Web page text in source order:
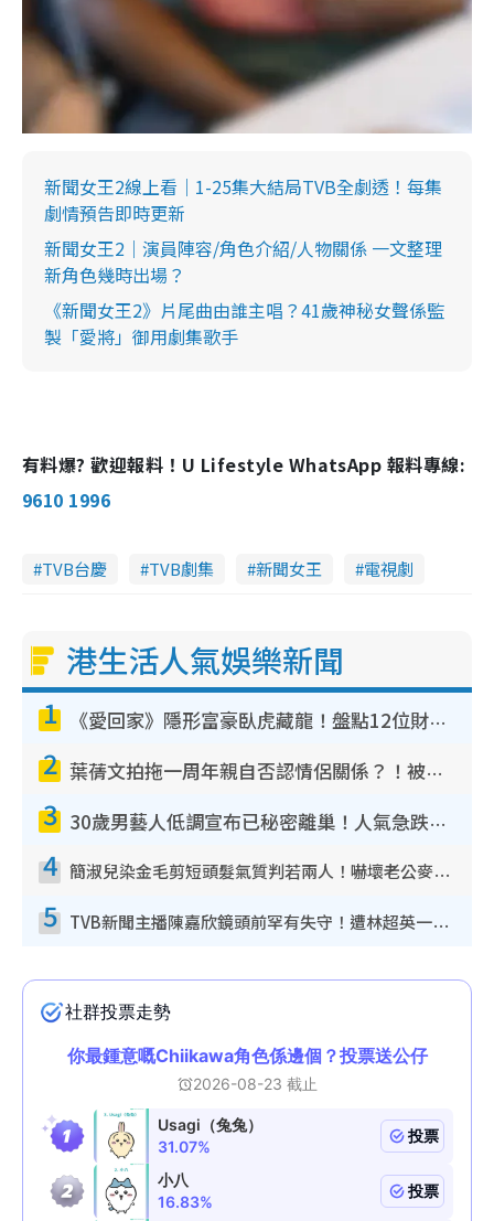
新聞女王2線上看｜1-25集大結局TVB全劇透！每集
劇情預告即時更新
新聞女王2｜演員陣容/角色介紹/人物關係 一文整理
新角色幾時出場？
《新聞女王2》片尾曲由誰主唱？41歲神秘女聲係監
製「愛將」御用劇集歌手
有料爆? 歡迎報料！U Lifestyle WhatsApp 報料專線:
9610 1996
TVB台慶 TVB劇集 新聞女王 電視劇
港生活人氣娛樂新聞
1 《愛回家》隱形富豪臥虎藏龍！盤點12位財氣逼人的有錢藝人：呢位靚女3億身家唔憂做
2 葉蒨文拍拖一周年親自否認情侶關係？！被質疑感情造假竟稱GM「普通同事」
3 30歲男藝人低調宣布已秘密離巢！人氣急跌變失蹤人口︰「這幾年過得並不容易」
4 簡淑兒染金毛剪短頭髮氣質判若兩人！嚇壞老公麥大力都認唔出：「你做咩事？」
5 TVB新聞主播陳嘉欣鏡頭前罕有失守！遭林超英一句說話突襲嚇親當場大笑